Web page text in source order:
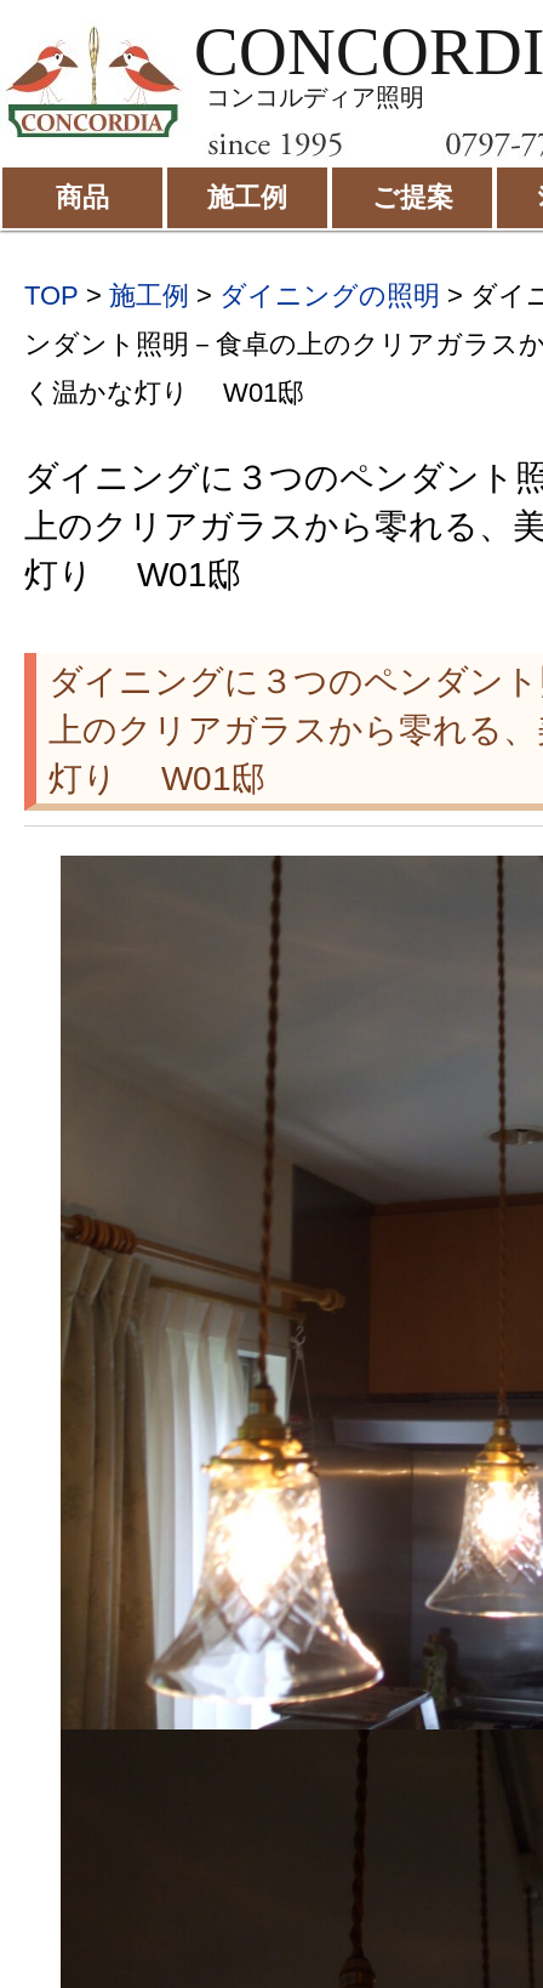
コンコルディア照明
商品 施工例 ご提案
TOP > 施工例 > ダイニングの照明 > ダイ
ンダント照明－食卓の上のクリアガラス
く温かな灯り W01邸
ダイニングに３つのペンダント
上のクリアガラスから零れる、
灯り W01邸
ダイニングに３つのペンダン
上のクリアガラスから零れる
灯り W01邸